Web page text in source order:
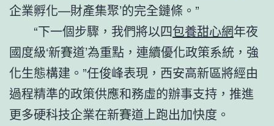
企業孵化—財產集聚’的完全鏈條。”
“下一個步驟，我們將以四包養甜心網年夜
國度級‘新賽道’為重點，連續優化政策系統，強
化生態構建。”任俊峰表現，西安高新區將經由
過程精準的政策供應和務虛的辦事支持，推進
更多硬科技企業在新賽道上跑出加快度。